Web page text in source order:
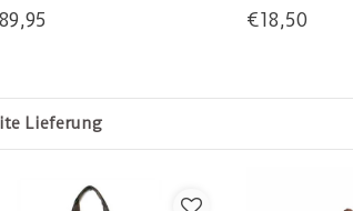
und weiß mit
Die
€18,50
zu ändern